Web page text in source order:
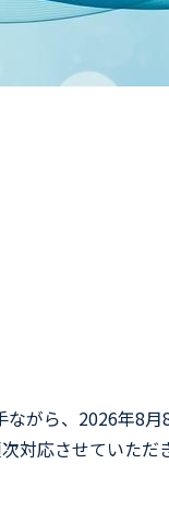
がら、2026年8
応させていただ